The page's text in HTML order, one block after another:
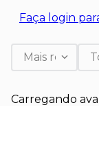
Faça login
Mais recentes
Carregando